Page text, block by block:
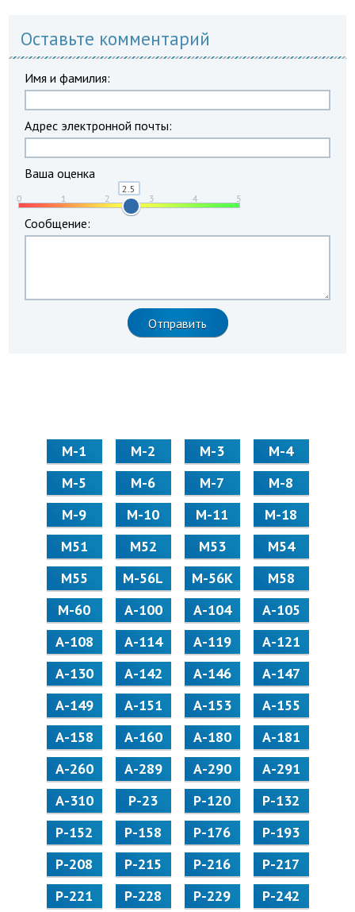
Оставьте комментарий
Имя и фамилия:
Адрес электронной почты:
Ваша оценка
Сообщение:
М-1 М-2 М-3
М-4
М-5
М-6 М-7
М-8
М-9
М-10 М-11
М-18
М51
М52 М53
М54
М55
M-56L M-56K
М58
M-60
А-100 А-104
А-105
А-108
А-114 А-119
А-121
А-130
А-142 А-146
А-147
А-149
А-151 А-153
А-155
А-158
А-160 А-180
А-181
А-260
А-289 А-290
А-291
А-310
Р-23 Р-120
Р-132
Р-152
Р-158 Р-176
Р-193
Р-208
Р-215 Р-216
Р-217
Р-221
Р-228 Р-229
Р-242